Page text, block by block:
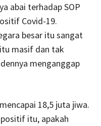
abai terhadap SOP
Covid-19.
besar itu sangat
masif dan tak
menganggap
18,5 juta jiwa.
itu, apakah